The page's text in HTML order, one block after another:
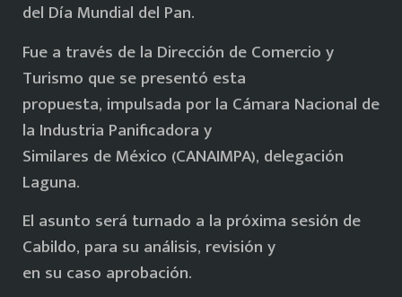
del Día Mundial del Pan.
Fue a través de la Dirección de Comercio y
Turismo que se presentó esta
propuesta, impulsada por la Cámara Nacional de
la Industria Panificadora y
Similares de México (CANAIMPA), delegación
Laguna.
El asunto será turnado a la próxima sesión de
Cabildo, para su análisis, revisión y
en su caso aprobación.